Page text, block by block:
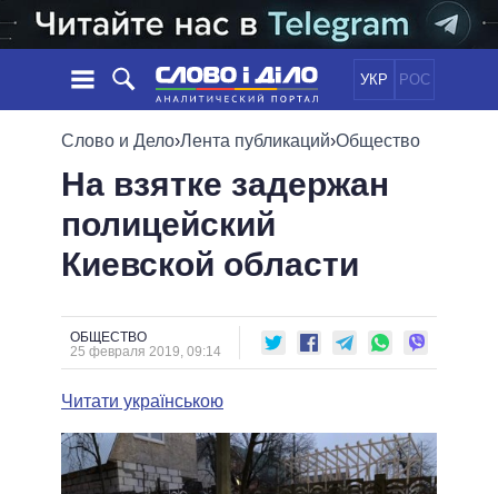
УКР РОС
НОВОСТИ
ЛЕНТА
СОБЫТИЯ
СТАТЬИ
ОБЗОРЫ
ДАЙДЖЕСТЫ
ПОЛИТИКА
ЭКОНОМИКА
ОБЩЕСТВО
ОБЕЩАНИЯ
ПОЛИТИКИ
ПРЕЗИДЕНТ И ОФИС
ВЕРХОВНАЯ РАДА
МЭРЫ
ВСЕ ПЕРСОНЫ
ВИДЕО
СРАВНЕНИЕ ПОЛИТИКОВ
Слово и Дело›Лента публикаций›Общество
На взятке задержан
полицейский
Киевской области
ОБЩЕСТВО
25 февраля 2019, 09:14
Читати українською